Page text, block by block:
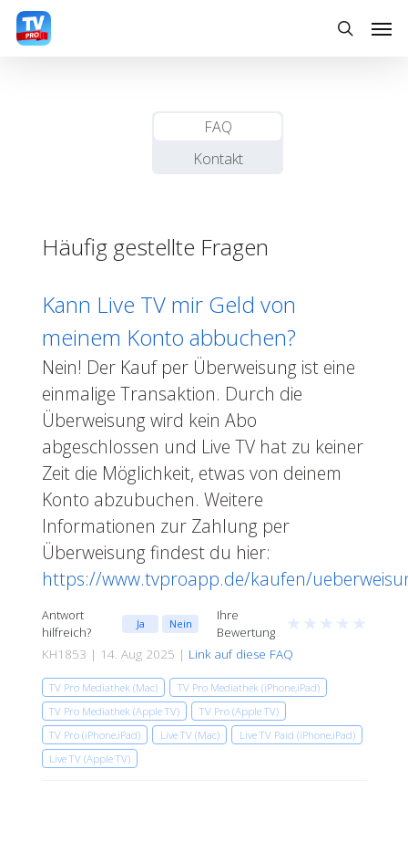
Skip
search
FAQ
Kontakt
Häufig gestellte Fragen
Kann Live TV mir Geld von
meinem Konto abbuchen?
Nein! Der Kauf per Überweisung ist eine
einmalige Transaktion. Durch die
Überweisung wird kein Abo
abgeschlossen und Live TV hat zu keiner
Zeit die Möglichkeit, etwas von deinem
Konto abzubuchen. Weitere
Informationen zur Zahlung per
Überweisung findest du hier:
https://www.tvproapp.de/kaufen/
Antwort
hilfreich?
Ja Nein
Ihre
Bewertung
★ ★ ★ ★ ★
KH1853 | 14. Aug 2025 | Link auf diese FAQ
TV Pro Mediathek (Mac)
TV Pro Mediathek (iPhone,iPad)
TV Pro Mediathek (Apple TV)
TV Pro (Apple TV)
TV Pro (iPhone,iPad)
Live TV (Mac)
Live TV Paid (iPhone,iPad)
Live TV (Apple TV)